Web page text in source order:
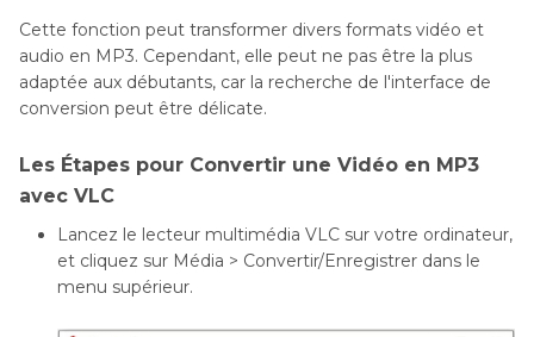
Cette fonction peut transformer divers formats vidéo et
audio en MP3. Cependant, elle peut ne pas être la plus
adaptée aux débutants, car la recherche de l'interface de
conversion peut être délicate.
Les Étapes pour Convertir une Vidéo en MP3
avec VLC
Lancez le lecteur multimédia VLC sur votre ordinateur,
et cliquez sur Média > Convertir/Enregistrer dans le
menu supérieur.